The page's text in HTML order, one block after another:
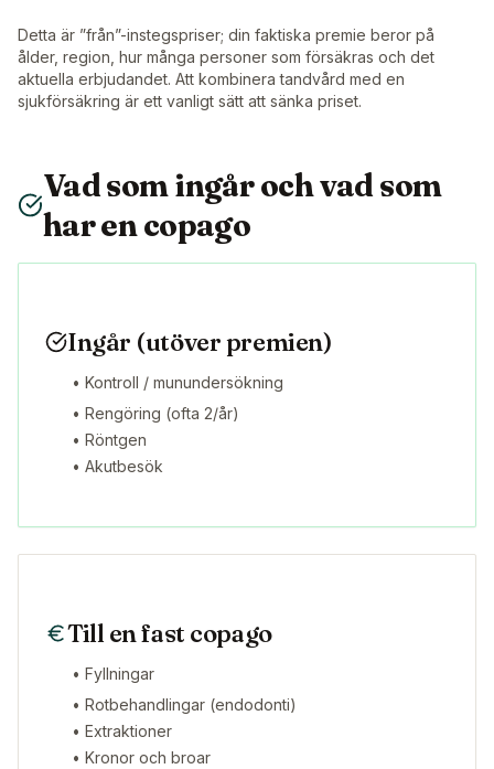
Detta är ”från”-instegspriser; din faktiska premie beror på
ålder, region, hur många personer som försäkras och det
aktuella erbjudandet. Att kombinera tandvård med en
sjukförsäkring är ett vanligt sätt att sänka priset.
Vad som ingår och vad som
har en copago
Ingår (utöver premien)
• Kontroll / munundersökning
• Rengöring (ofta 2/år)
• Röntgen
• Akutbesök
Till en fast copago
• Fyllningar
• Rotbehandlingar (endodonti)
• Extraktioner
• Kronor och broar